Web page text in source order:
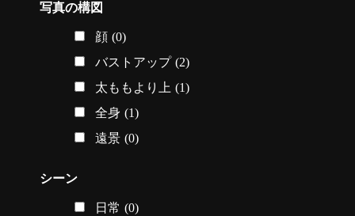
写真の構図
顔 (0)
バストアップ (2)
太ももより上 (1)
全身 (1)
遠景 (0)
シーン
日常 (0)